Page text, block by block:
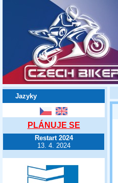
Jazyky
PLÁNUJE SE
Restart 2024
13. 4. 2024